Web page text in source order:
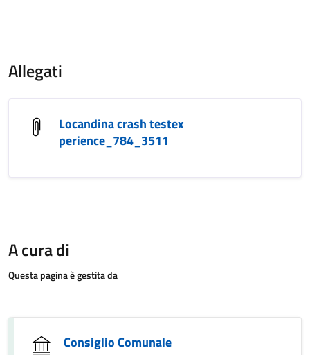
Allegati
Locandina crash testex
perience_784_3511
A cura di
Questa pagina è gestita da
Consiglio Comunale